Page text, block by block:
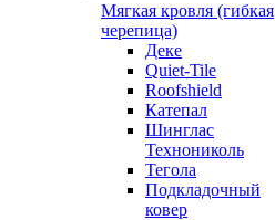
Мягкая кровля (гибкая
черепица)
Деке
Quiet-Tile
Roofshield
Катепал
Шинглас
Технониколь
Тегола
Подкладочный
ковер